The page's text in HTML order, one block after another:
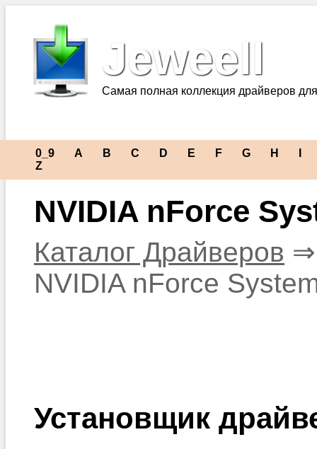
Jeweell
Самая полная коллекция драйверов
0_9 A B C D E F G H
Z
NVIDIA nForce
Каталог Драйверов
NVIDIA nForce
Установщик